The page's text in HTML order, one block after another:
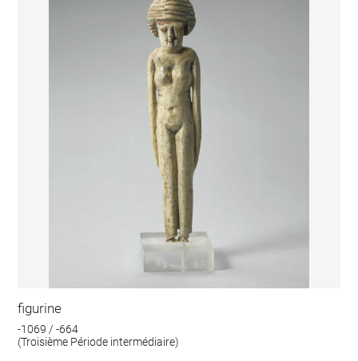
figurine
-1069 / -664
(Troisième Période intermédiaire)